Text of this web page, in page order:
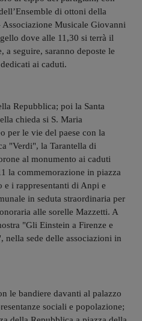
di ottoni della
Musicale Giovanni
dove alle 11,30 si terrà il
a seguire, saranno deposte le
ai caduti.
Repubblica; poi la Santa
chieda si S. Maria
per le vie del paese con la
"Verdi", la Tarantella di
al monumento ai caduti
la commemorazione in piazza
e i rappresentanti di Anpi e
in seduta straordinaria per
alle sorelle Mazzetti. A
"Gli Einstein a Firenze e
sede delle associazioni in
le bandiere davanti al palazzo
sociali e popolazione;